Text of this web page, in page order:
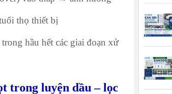
thọ thiết bị
hầu hết các giai đoạn xử
trong luyện dầu – lọc